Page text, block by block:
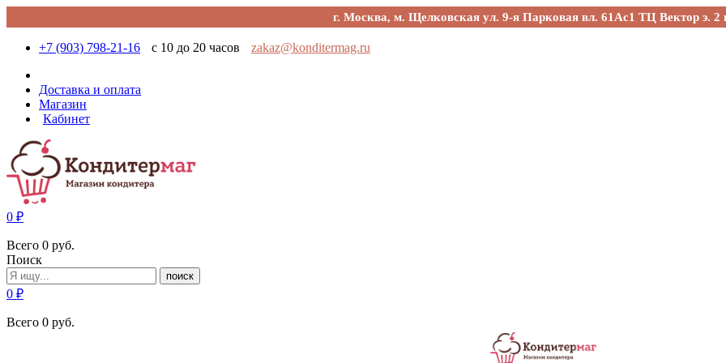
г. Москва, м. Щелковская ул. 9-я Парковая вл. 61Ас1 ТЦ Вектор э. 2
+7 (903) 798-21-16 с 10 до 20 часов zakaz@konditermag.ru
Доставка и оплата
Магазин
Кабинет
0 ₽
Всего 0 руб.
Поиск
поиск
0 ₽
Всего 0 руб.